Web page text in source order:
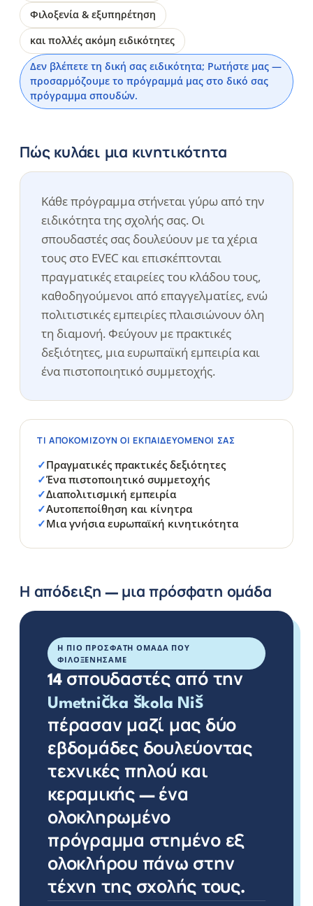
Φιλοξενία & εξυπηρέτηση
και πολλές ακόμη ειδικότητες
Δεν βλέπετε τη δική σας ειδικότητα; Ρωτήστε μας —
προσαρμόζουμε το πρόγραμμά μας στο δικό σας
πρόγραμμα σπουδών.
Πώς κυλάει μια κινητικότητα
Κάθε πρόγραμμα στήνεται γύρω από την
ειδικότητα της σχολής σας. Οι
σπουδαστές σας δουλεύουν με τα χέρια
τους στο EVEC και επισκέπτονται
πραγματικές εταιρείες του κλάδου τους,
καθοδηγούμενοι από επαγγελματίες, ενώ
πολιτιστικές εμπειρίες πλαισιώνουν όλη
τη διαμονή. Φεύγουν με πρακτικές
δεξιότητες, μια ευρωπαϊκή εμπειρία και
ένα πιστοποιητικό συμμετοχής.
ΤΙ ΑΠΟΚΟΜΊΖΟΥΝ ΟΙ ΕΚΠΑΙΔΕΥΌΜΕΝΟΊ ΣΑΣ
Πραγματικές πρακτικές δεξιότητες
Ένα πιστοποιητικό συμμετοχής
Διαπολιτισμική εμπειρία
Αυτοπεποίθηση και κίνητρα
Μια γνήσια ευρωπαϊκή κινητικότητα
Η απόδειξη — μια πρόσφατη ομάδα
Η ΠΙΟ ΠΡΌΣΦΑΤΗ ΟΜΆΔΑ ΠΟΥ
ΦΙΛΟΞΕΝΉΣΑΜΕ
14 σπουδαστές από την
Umetnička škola Niš
πέρασαν μαζί μας δύο
εβδομάδες δουλεύοντας
τεχνικές πηλού και
κεραμικής — ένα
ολοκληρωμένο
πρόγραμμα στημένο εξ
ολοκλήρου πάνω στην
τέχνη της σχολής τους.